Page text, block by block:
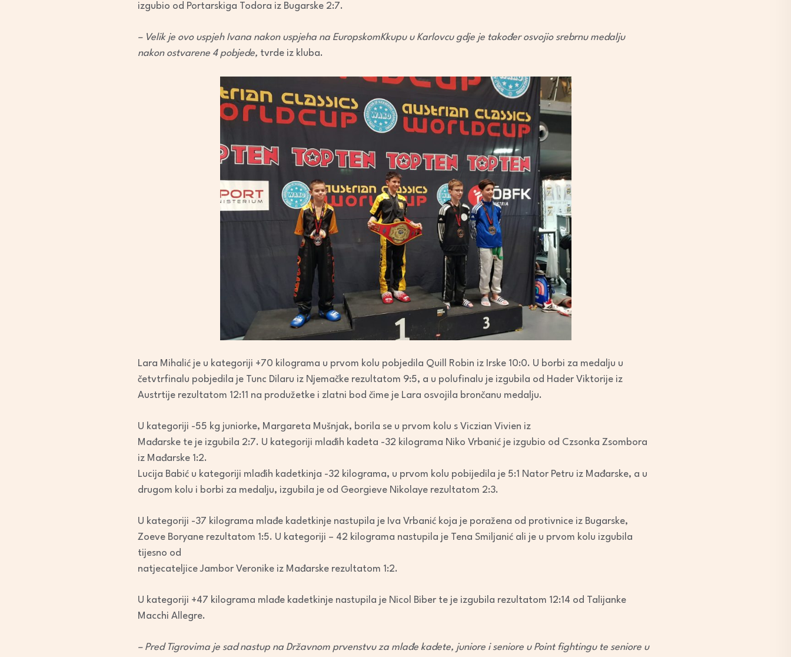
izgubio od Portarskiga Todora iz Bugarske 2:7.
– Velik je ovo uspjeh Ivana nakon uspjeha na EuropskomKkupu u Karlovcu gdje je također osvojio srebrnu medalju
nakon ostvarene 4 pobjede, tvrde iz kluba.
Lara Mihalić je u kategoriji +70 kilograma u prvom kolu pobjedila Quill Robin iz Irske 10:0. U borbi za medalju u
četvtrfinalu pobjedila je Tunc Dilaru iz Njemačke rezultatom 9:5, a u polufinalu je izgubila od Hader Viktorije iz
Austrtije rezultatom 12:11 na produžetke i zlatni bod čime je Lara osvojila brončanu medalju.
U kategoriji -55 kg juniorke, Margareta Mušnjak, borila se u prvom kolu s Viczian Vivien iz
Mađarske te je izgubila 2:7. U kategoriji mlađih kadeta -32 kilograma Niko Vrbanić je izgubio od Czsonka Zsombora
iz Mađarske 1:2.
Lucija Babić u kategoriji mlađih kadetkinja -32 kilograma, u prvom kolu pobijedila je 5:1 Nator Petru iz Mađarske, a u
drugom kolu i borbi za medalju, izgubila je od Georgieve Nikolaye rezultatom 2:3.
U kategoriji -37 kilograma mlađe kadetkinje nastupila je Iva Vrbanić koja je poražena od protivnice iz Bugarske,
Zoeve Boryane rezultatom 1:5. U kategoriji – 42 kilograma nastupila je Tena Smiljanić ali je u prvom kolu izgubila
tijesno od
natjecateljice Jambor Veronike iz Mađarske rezultatom 1:2.
U kategoriji +47 kilograma mlađe kadetkinje nastupila je Nicol Biber te je izgubila rezultatom 12:14 od Talijanke
Macchi Allegre.
– Pred Tigrovima je sad nastup na Državnom prvenstvu za mlađe kadete, juniore i seniore u Point fightingu te seniore u